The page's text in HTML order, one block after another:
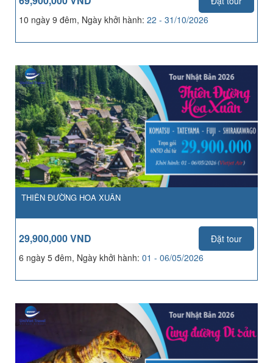
10 ngày 9 đêm, Ngày khởi hành: 22 - 31/10/2026
THIÊN ĐƯỜNG HOA XUÂN
29,900,000 VND
Đặt tour
6 ngày 5 đêm, Ngày khởi hành: 01 - 06/05/2026